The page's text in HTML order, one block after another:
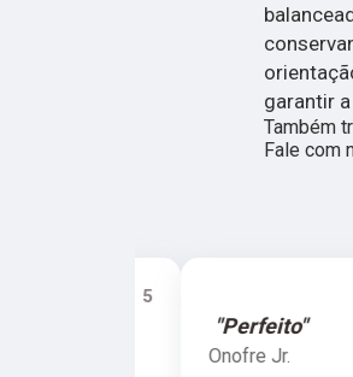
garantir
Também
Fale com
"Perfeito"
Onofre Jr.